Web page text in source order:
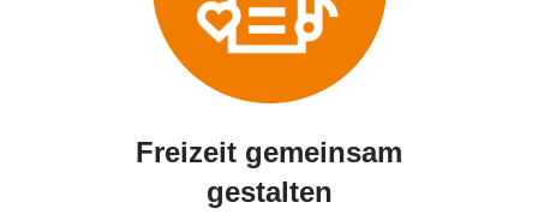
Freizeit gemeinsam
gestalten